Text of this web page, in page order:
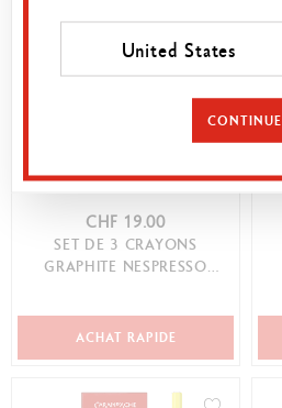
CHF 19.00
SET DE 3 CRAYONS
GRAPHITE NESPRESSO
ACHAT RAPIDE
United States
CONTINUE